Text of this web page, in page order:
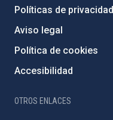
Políticas de privacidad
Aviso legal
Política de cookies
Accesibilidad
OTROS ENLACES